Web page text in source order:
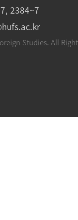
2384~7
Studies. All